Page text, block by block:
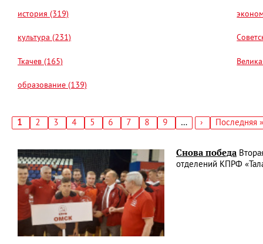
история (319)
культура (231)
Ткачев (165)
образование (139)
Текущая
1 Страница
2 Страница
3 Страница
4 Страница
5 Страница
6 Страница
7 Страница
8 Страница
9 …
Следующая
›
Последняя
Последняя »
Снова победа
отделений КПРФ